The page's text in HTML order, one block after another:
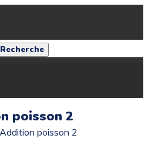
poisson 2
poisson 2